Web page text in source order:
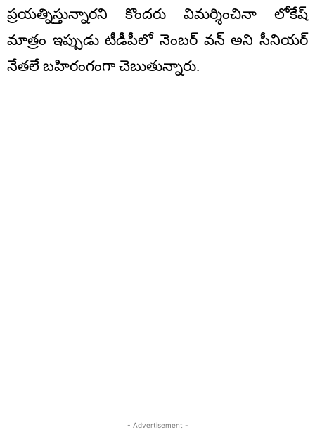
ప్రయత్నిస్తున్నారని కొందరు విమర్శించినా లోకేష్
మాత్రం ఇప్పుడు టీడీపీలో నెంబర్ వన్ అని సీనియర్
నేతలే బహిరంగంగా చెబుతున్నారు.
- Advertisement -